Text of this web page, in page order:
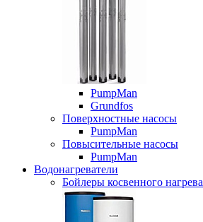
PumpMan
Grundfos
Поверхностные насосы
PumpMan
Повысительные насосы
PumpMan
Водонагреватели
Бойлеры косвенного нагрева